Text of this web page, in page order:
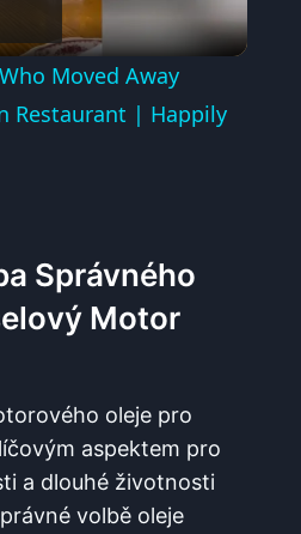
Video
Moved Away
Restaurant | Happily
Správného
Motor
oleje pro
aspektem pro
a dlouhé životnosti
volbě oleje